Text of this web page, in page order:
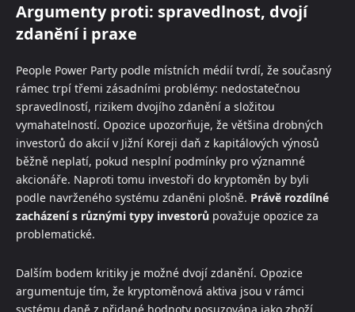
Argumenty proti: spravedlnost, dvojí
zdanění i praxe
People Power Party podle místních médií tvrdí, že současný
rámec trpí třemi zásadními problémy: nedostatečnou
spravedlností, rizikem dvojího zdanění a složitou
vymahatelností. Opozice upozorňuje, že většina drobných
investorů do akcií v Jižní Koreji daň z kapitálových výnosů
běžně neplatí, pokud nesplní podmínky pro významné
akcionáře. Naproti tomu investoři do kryptoměn by byli
podle navrženého systému zdaněni plošně. Právě rozdílné
zacházení s různými typy investorů považuje opozice za
problematické.
Dalším bodem kritiky je možné dvojí zdanění. Opozice
argumentuje tím, že kryptoměnová aktiva jsou v rámci